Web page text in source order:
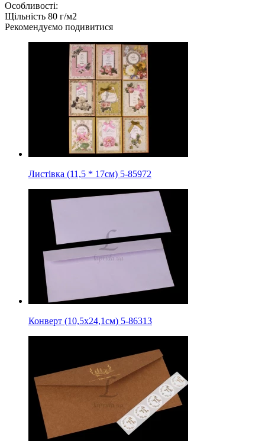
Особливості:
Щільність 80 г/м2
Рекомендуємо подивитися
Листівка (11,5 * 17см) 5-85972
Конверт (10,5х24,1см) 5-86313